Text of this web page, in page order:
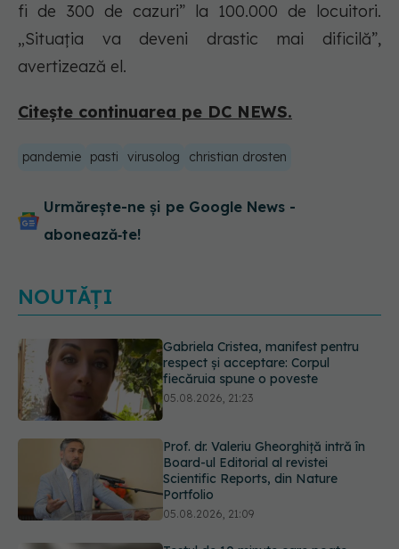
fi de 300 de cazuri” la 100.000 de locuitori.
„Situația va deveni drastic mai dificilă”,
avertizează el.
Citește continuarea pe DC NEWS.
pandemie pasti virusolog christian drosten
Urmărește-ne și pe Google News -
abonează‑te!
NOUTĂȚI
Prof. dr. Valeriu Gheorghiță intră în
Board-ul Editorial al revistei
Scientific Reports, din Nature
Testul de 10 minute care poate
arăta dacă ai nevoie de statine,
chiar dacă ai colesterolul normal
05.08.2026, 19:42